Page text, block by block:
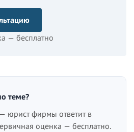
— бесплатно
теме?
юрист фирмы ответит в
оценка — бесплатно.